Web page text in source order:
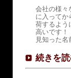
会社の様々
に入ってか
荷するよう
高いです！
見知った
続きを